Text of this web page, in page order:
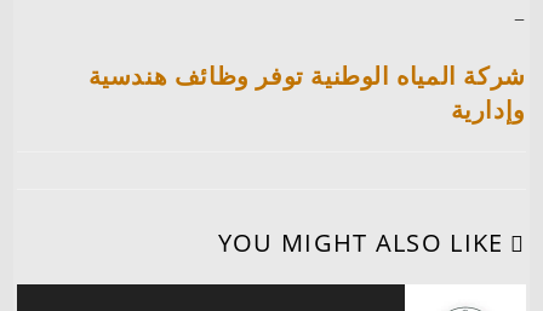
–
شركة المياه الوطنية توفر وظائف هندسية
وإدارية
YOU MIGHT ALSO LIKE